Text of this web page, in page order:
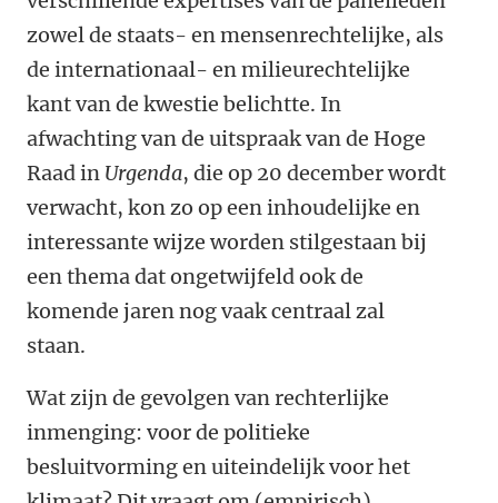
zowel de staats- en mensenrechtelijke, als
de internationaal- en milieurechtelijke
kant van de kwestie belichtte. In
afwachting van de uitspraak van de Hoge
Raad in Urgenda, die op 20 december wordt
verwacht, kon zo op een inhoudelijke en
interessante wijze worden stilgestaan bij
een thema dat ongetwijfeld ook de
komende jaren nog vaak centraal zal
staan.
Wat zijn de gevolgen van rechterlijke
inmenging: voor de politieke
besluitvorming en uiteindelijk voor het